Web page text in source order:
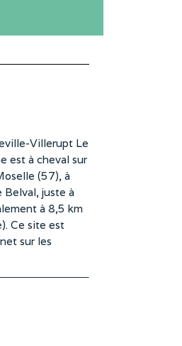
Villerupt Le
est à cheval sur
(57), à
Belval, juste à
à 8,5 km
Ce site est
sur les